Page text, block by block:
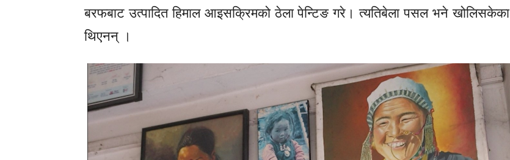
बरफबाट उत्पादित हिमाल आइसक्रिमको ठेला पेन्टिङ गरे। त्यतिबेला पसल भने खोलिसकेका
थिएनन् ।